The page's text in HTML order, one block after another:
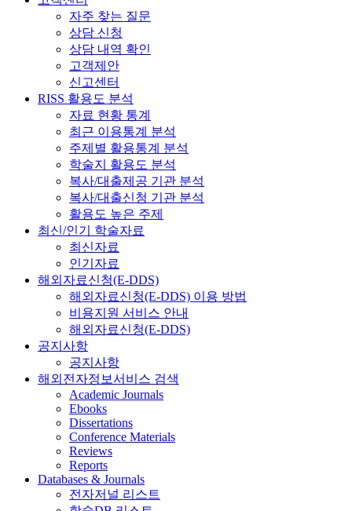
자주 찾는 질문
상담 신청
상담 내역 확인
고객제안
신고센터
RISS 활용도 분석
자료 현황 통계
최근 이용통계 분석
주제별 활용통계 분석
학술지 활용도 분석
복사/대출제공 기관 분석
복사/대출신청 기관 분석
활용도 높은 주제
최신/인기 학술자료
최신자료
인기자료
해외자료신청(E-DDS)
해외자료신청(E-DDS) 이용 방법
비용지원 서비스 안내
해외자료신청(E-DDS)
공지사항
공지사항
해외전자정보서비스 검색
Academic Journals
Ebooks
Dissertations
Conference Materials
Reviews
Reports
Databases & Journals
전자저널 리스트